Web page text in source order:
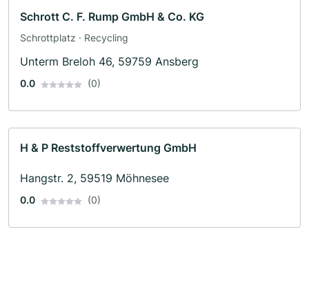
Schrott C. F. Rump GmbH & Co. KG
Schrottplatz · Recycling
Unterm Breloh 46, 59759 Ansberg
0.0 (0)
H & P Reststoffverwertung GmbH
Hangstr. 2, 59519 Möhnesee
0.0 (0)